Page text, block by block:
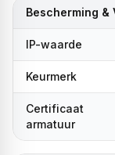
Bescherming &
IP-waarde
Keurmerk
Certificaat
armatuur